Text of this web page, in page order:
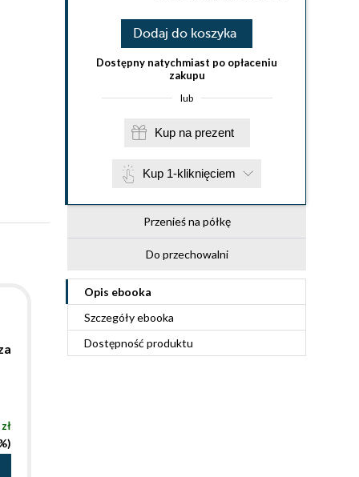
Dodaj do koszyka
Dostępny natychmiast po opłaceniu
zakupu
lub
Kup na prezent
Kup 1-kliknięciem
Przenieś na półkę
Do przechowalni
Opis ebooka
Szczegółyebooka
Dostępność produktu